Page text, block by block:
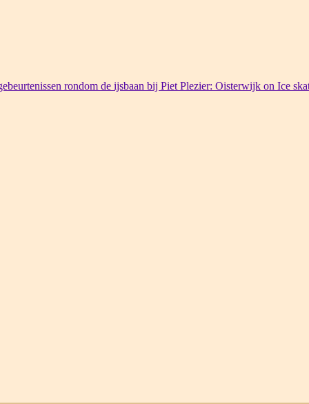
rondom de ijsbaan bij Piet Plezier: Oisterwijk on Ice